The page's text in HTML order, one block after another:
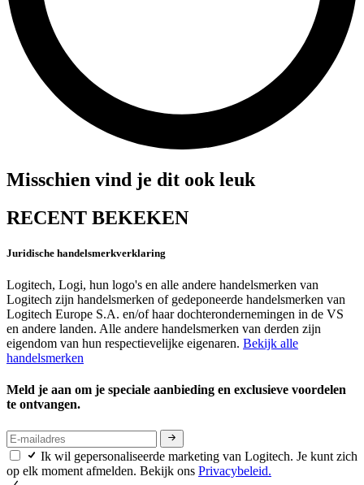
Misschien vind je dit ook leuk
RECENT BEKEKEN
Juridische handelsmerkverklaring
Logitech, Logi, hun logo's en alle andere handelsmerken van
Logitech zijn handelsmerken of gedeponeerde handelsmerken van
Logitech Europe S.A. en/of haar dochterondernemingen in de VS
en andere landen. Alle andere handelsmerken van derden zijn
eigendom van hun respectievelijke eigenaren. Bekijk alle
handelsmerken
Meld je aan om je speciale aanbieding en exclusieve voordelen
te ontvangen.
Ik wil gepersonaliseerde marketing van Logitech. Je kunt zich
op elk moment afmelden. Bekijk ons Privacybeleid.